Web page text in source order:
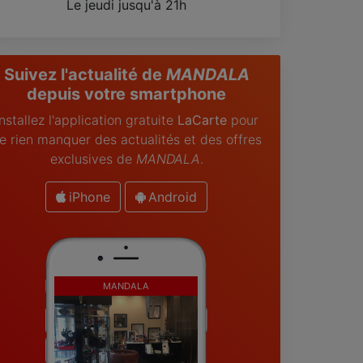
Le jeudi jusqu'à 21h
Suivez l'actualité de MANDALA
depuis votre smartphone
l'application gratuite LaCartepour
rien manquer des actualités et des offres
exclusives de MANDALA .
iPhone Android
MANDALA